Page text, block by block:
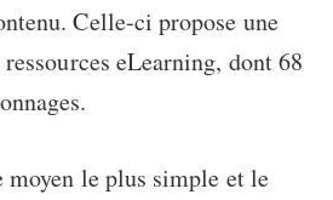
Celle-ci propose une
eLearning, dont 68
le plus simple et le